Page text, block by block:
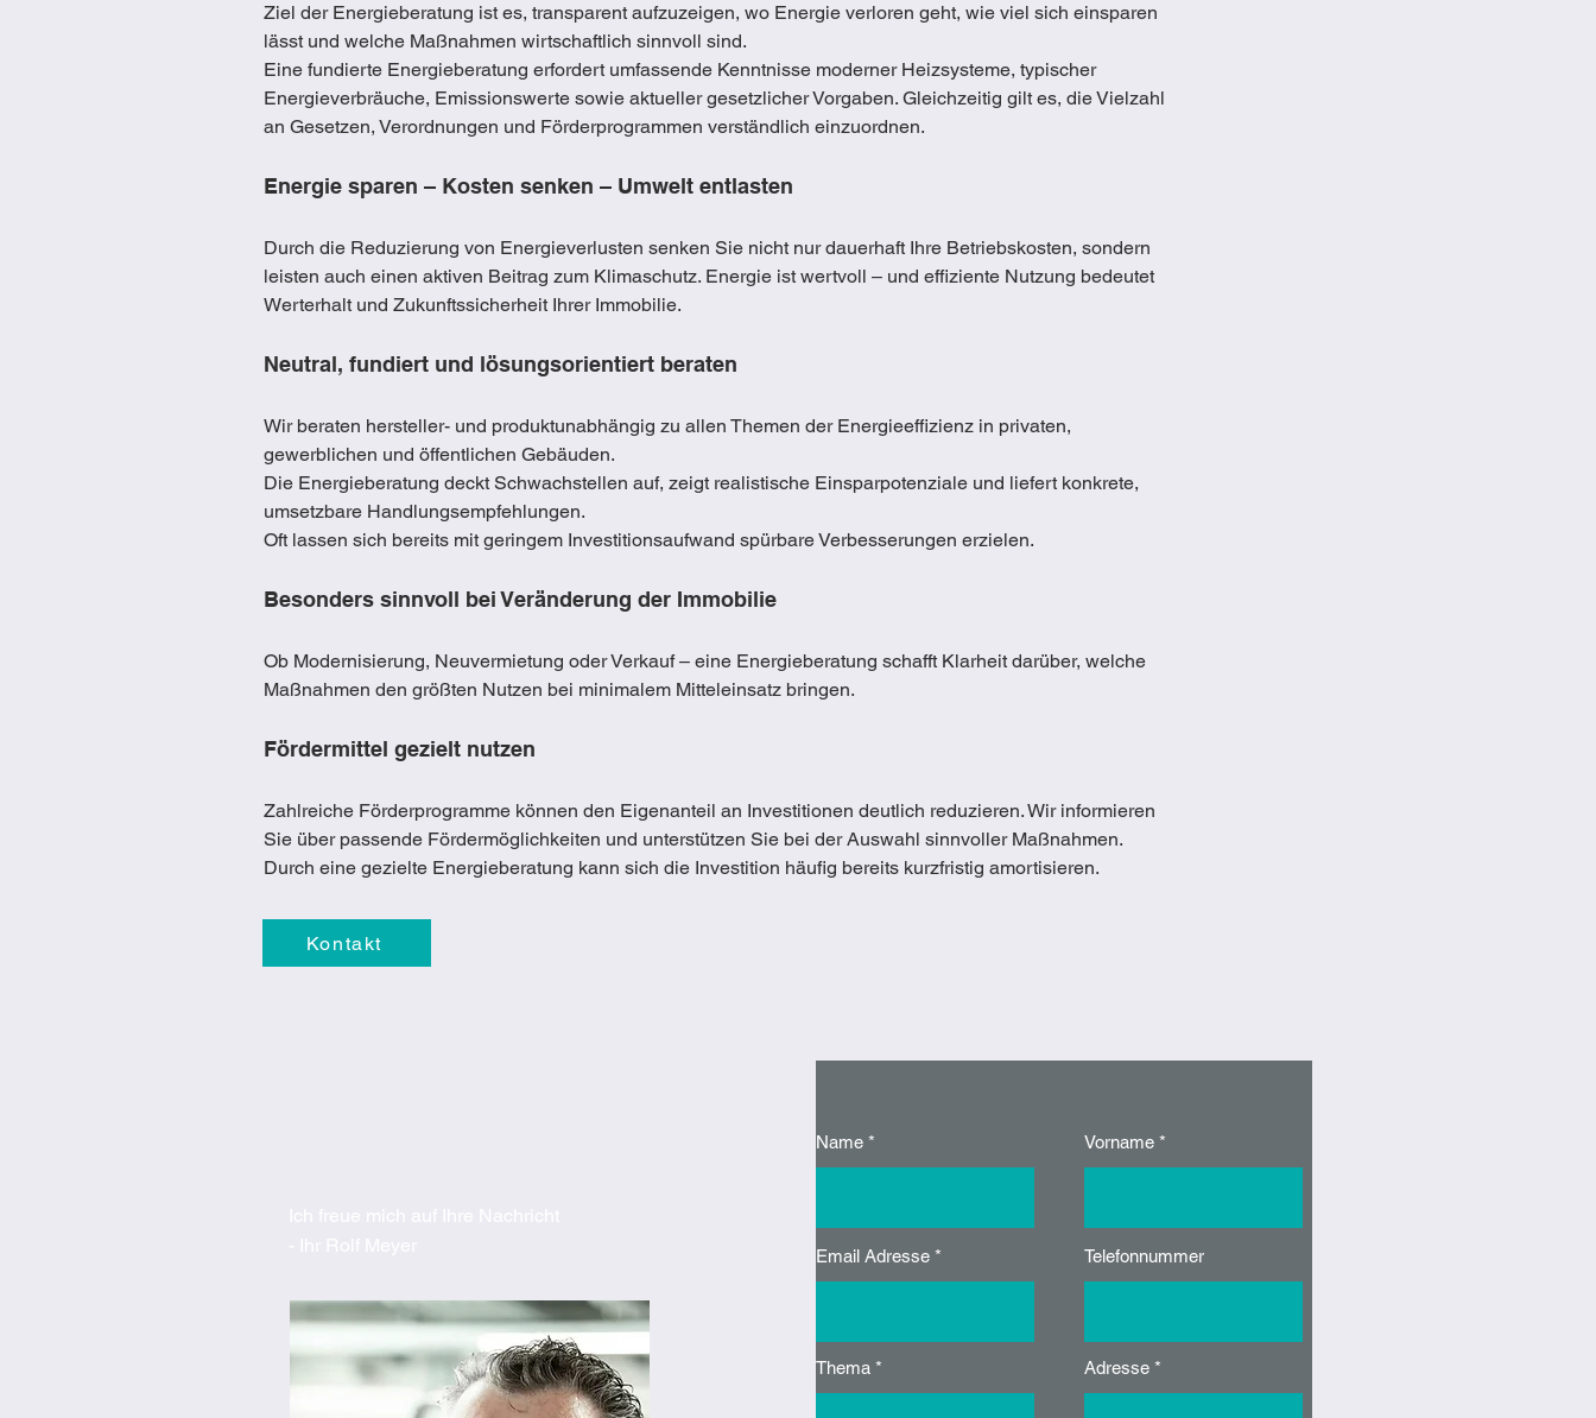
Ziel der Energieberatung ist es, transparent aufzuzeigen, wo Energie verloren geht, wie viel sich einsparen
lässt und welche Maßnahmen wirtschaftlich sinnvoll sind.
Eine fundierte Energieberatung erfordert umfassende Kenntnisse moderner Heizsysteme, typischer
Energieverbräuche, Emissionswerte sowie aktueller gesetzlicher Vorgaben. Gleichzeitig gilt es, die Vielzahl
an Gesetzen, Verordnungen und Förderprogrammen verständlich einzuordnen.
Energie sparen – Kosten senken – Umwelt entlasten
Durch die Reduzierung von Energieverlusten senken Sie nicht nur dauerhaft Ihre Betriebskosten, sondern
leisten auch einen aktiven Beitrag zum Klimaschutz. Energie ist wertvoll – und effiziente Nutzung bedeutet
Werterhalt und Zukunftssicherheit Ihrer Immobilie.
Neutral, fundiert und lösungsorientiert beraten
Wir beraten hersteller- und produktunabhängig zu allen Themen der Energieeffizienz in privaten,
gewerblichen und öffentlichen Gebäuden.
Die Energieberatung deckt Schwachstellen auf, zeigt realistische Einsparpotenziale und liefert konkrete,
umsetzbare Handlungsempfehlungen.
Oft lassen sich bereits mit geringem Investitionsaufwand spürbare Verbesserungen erzielen.
Besonders sinnvoll bei Veränderung der Immobilie
Ob Modernisierung, Neuvermietung oder Verkauf – eine Energieberatung schafft Klarheit darüber, welche
Maßnahmen den größten Nutzen bei minimalem Mitteleinsatz bringen.
Fördermittel gezielt nutzen
Zahlreiche Förderprogramme können den Eigenanteil an Investitionen deutlich reduzieren. Wir informieren
Sie über passende Fördermöglichkeiten und unterstützen Sie bei der Auswahl sinnvoller Maßnahmen.
Durch eine gezielte Energieberatung kann sich die Investition häufig bereits kurzfristig amortisieren.
Kontakt
Name
Email Adresse
Thema
Vorname
Telefonnummer
Adresse